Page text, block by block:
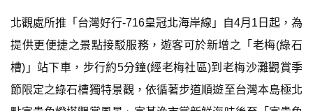
北觀處所推「台灣好行-716皇冠北海岸線」自4月1日起，為
提供更便捷之景點接駁服務，遊客可於新增之「老梅(綠石
槽)」站下車，步行約5分鐘(經老梅社區)到老梅沙灘觀賞季
節限定之綠石槽獨特景觀，依循著步道順遊至台灣本島極北